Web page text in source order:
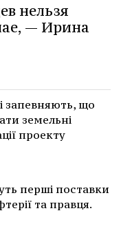
нельзя
— Ирина
запевняють, що
земельні
проекту
перші поставки
та правця.